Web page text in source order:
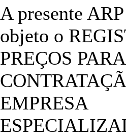
A presente
objeto o
PREÇOS PARA
EMPRESA